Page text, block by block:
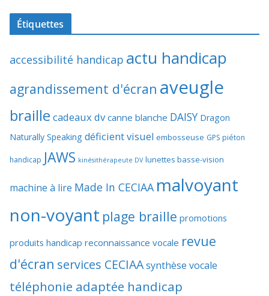
Étiquettes
accessibilité handicap actu handicap
agrandissement d'écran aveugle
braille cadeaux dv canne blanche DAISY Dragon
Naturally Speaking déficient visuel embosseuse GPS piéton
handicap JAWS kinésithérapeute DV lunettes basse-vision
machine à lire Made In CECIAA malvoyant
non-voyant plage braille promotions
produits handicap reconnaissance vocale revue
d'écran services CECIAAsynthèse vocale
téléphonie adaptée handicap